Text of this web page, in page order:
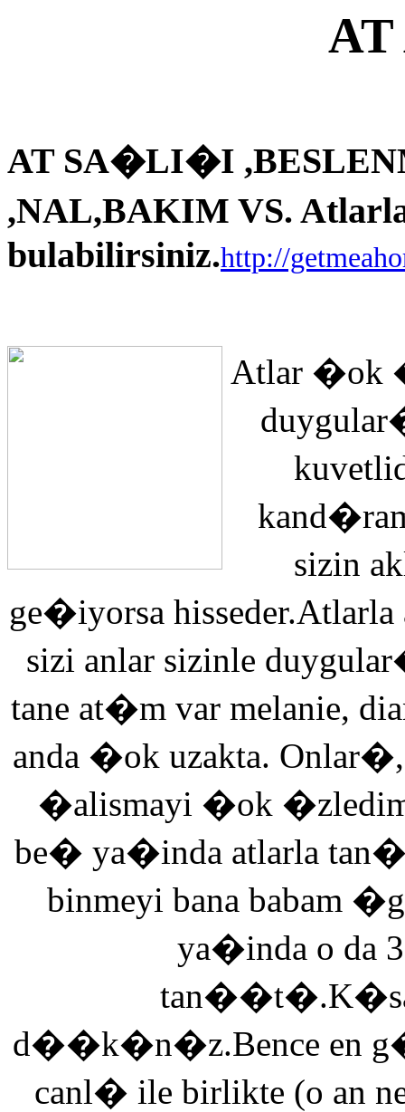
AT SA�LI�I
,NAL,BAKIM VS.
bulabilirsiniz.http://
Atlar �ok
sizin
ge�iyorsa
sizi anlar sizinle
tane at�m var melanie,
anda �ok uzakta.
�alismayi �ok
be� ya�inda atlarla
binmeyi bana babam
ya�inda o da
d��k�n�z.Bence en
canl� ile birlikte (o an